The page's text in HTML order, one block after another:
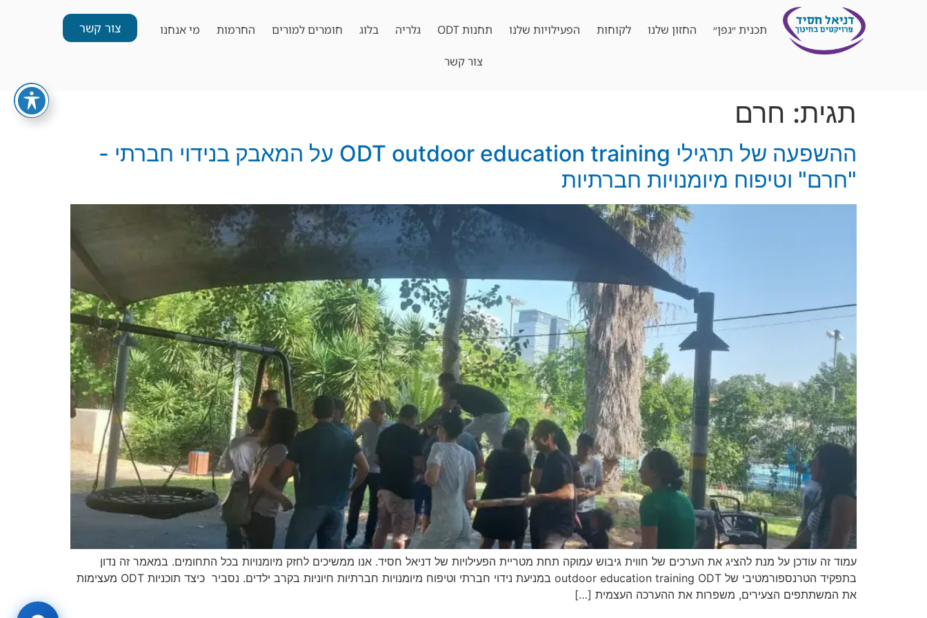
תכנית ״גפן״ החזון שלנו לקוחות הפעילויות שלנו תחנות ODT גלריה בלוג חומרים למורים החרמות מי אנחנו
צור קשר
צור קשר
תגית: חרם
ההשפעה של תרגילי ODT outdoor education training על המאבק בנידוי חברתי -
"חרם" וטיפוח מיומנויות חברתיות
עמוד זה עודכן על מנת להציג את הערכים של חווית גיבוש עמוקה תחת מטריית הפעילויות של דניאל חסיד. אנו ממשיכים לחזק מיומנויות בכל התחומים. במאמר זה נדון
בתפקיד הטרנספורמטיבי של outdoor education training ODT במניעת נידוי חברתי וטיפוח מיומנויות חברתיות חיוניות בקרב ילדים. נסביר כיצד תוכניות ODT מעצימות
את המשתתפים הצעירים, משפרות את ההערכה העצמית […]